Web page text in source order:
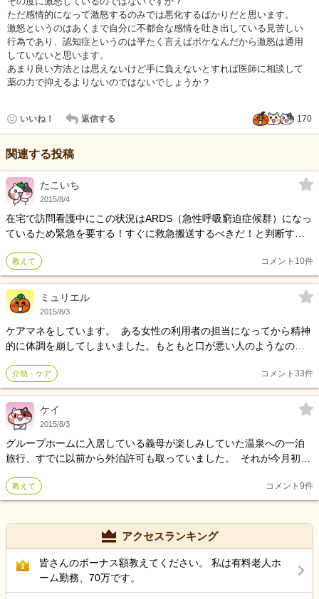
ただ感情的になって激怒するのみでは悪化するばかりだと思います。
激怒というのはあくまで自分に不都合な感情を吐き出している見苦しい
行為であり、認知症というのは平たく言えばボケなんだから激怒は通用
していないと思います。
あまり良い方法とは思えないけど手に負えないとすれば医師に相談して
薬の力で抑えるよりないのではないでしょうか？
いいね！ 返信する 170
関連する投稿
たこいち
2015/8/4
在宅で訪問看護中にこの状況はARDS（急性呼吸窮迫症候群）になっ
ているため緊急を要する！すぐに救急搬送するべきだ！と判断する
範囲などもわかれば教えてください。 患者さんが意識清明で訴えれ
る人、寝たきりで意思疎通困難な人の場合で教えて頂けるとありが
たいです。訪問看護中救急搬送するべきか、様子みて大丈夫かの判
断が難しいです。 在宅のため、その場にいるのも30分～1時間のこ
看護師が帰宅後、家族さんが救急搬送する場合もあるので、こうな
ったら救急搬送してください！とアドバイスもしたいです。 こうい
う経験をしたことがある。などでもいいです。調べてもあまり情報
がなく困っているのでなにかあればアドバイス宜しくお願いします
教えて コメント 10件
ミュリエル
2015/8/3
ケアマネをしています。 ある女性の利用者の担当になってから精神
的に体調を崩してしまいました。もともと口が悪い人のようなので
いていても明らかに当たりがきついです。 弱いといってしまえばそ
れまでなのですが、自分から担当を変えてほしいといってはいけな
いのでしょうか？
介助・ケア コメント 33件
ケイ
2015/8/3
グループホームに入居している義母が楽しみしていた温泉への一泊
旅行、すでに以前から外泊許可も取っていました。 それが今月初め
の責任者が外泊許可を出してくれず、何かあってもホームのせいに
しないと一筆書いたうえでやっと許可が下りました。 主治医の先生
ムのせいにするつもりもありませんでした。ただ今回のことがあっ
てホームに不信感を持っています。 こういったことはどこのホーム
でもあるのでしょうか？
教えて コメント 9件
アクセスランキング
1
皆さんのボーナス額教えてください。 私は有料老人ホ
ーム勤務、70万です。